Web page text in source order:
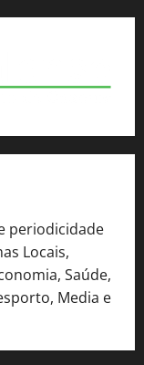
periodicidade
Locais,
Saúde,
Media e